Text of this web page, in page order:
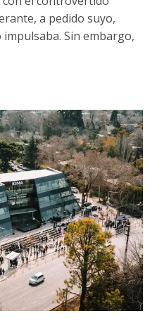
a pedido suyo,
Sin embargo,